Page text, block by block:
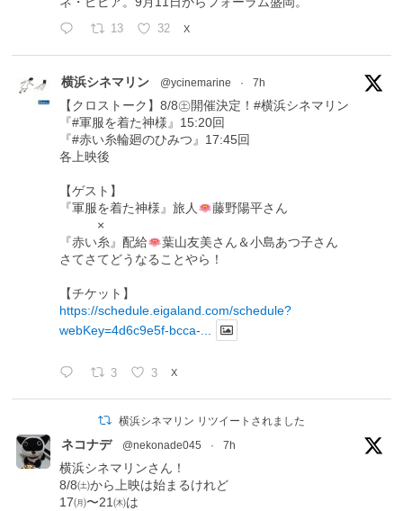
13 32 X
横浜シネマリン @ycinemarine · 7h
【クロストーク】8/8㊏開催決定！#横浜シネマリン
『#軍服を着た神様』15:20回
『#赤い糸輪廻のひみつ』17:45回
各上映後
【ゲスト】
『軍服を着た神様』旅人
藤野陽平さん
×
『赤い糸』配給
葉山友美さん＆小島あつ子さん
さてさてどうなることやら！
【チケット】
https://schedule.eigaland.com/schedule?
webKey=4d6c9e5f-bcca-...
3 3 X
横浜シネマリン リツイートされました
ネコナデ @nekonade045 · 7h
横浜シネマリンさん！
8/8㈯から上映は始まるけれど
17㈪〜21㈭は